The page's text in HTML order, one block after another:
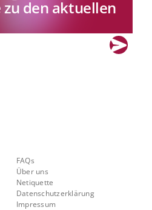
den aktuellen
FAQs
Über uns
Netiquette
Datenschutzerklärung
Impressum